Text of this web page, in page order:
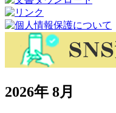
2026年 8月